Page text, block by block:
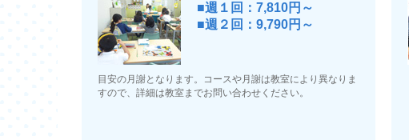
■週１回：7,810円～
■週２回：9,790円～
目安の月謝となります。コースや月謝は教室により異なりま
すので、詳細は教室までお問い合わせください。